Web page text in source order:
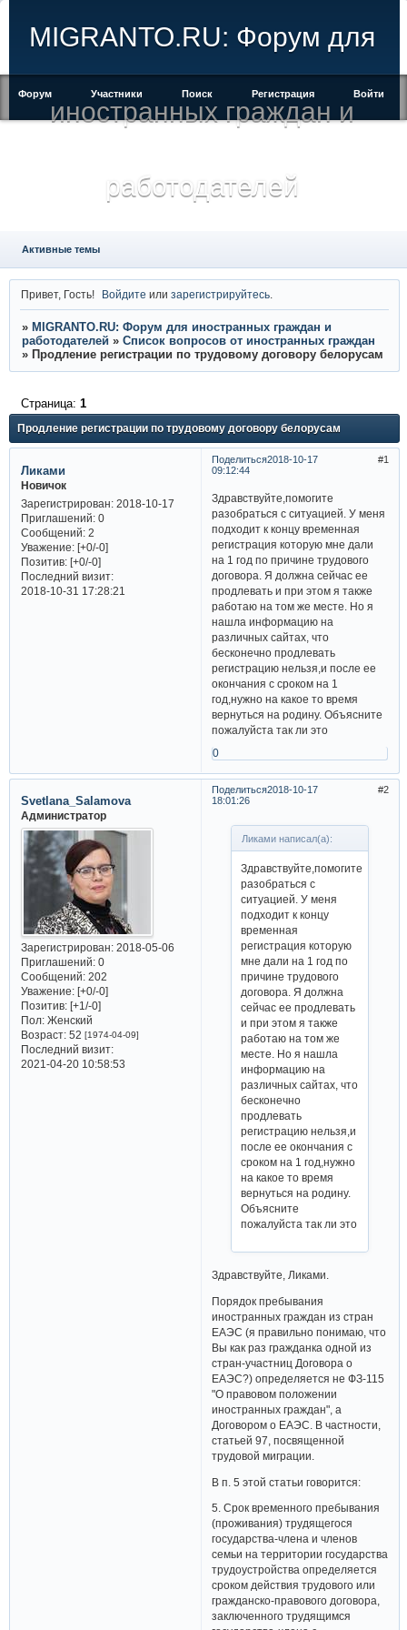
MIGRANTO.RU: Форум для
иностранных граждан и
работодателей
Форум Участники Поиск Регистрация Войти
Активные темы
Привет, Гость! Войдите илизарегистрируйтесь
» MIGRANTO.RU: Форум для иностранных граждан и
работодателей » Список вопросов от иностранных граждан
» Продление регистрации по трудовому договору белорусам
Продление регистрации по трудовому договору белорусам
Страница: 1
Поделиться 1
2018-10-17
09:12:44
Ликами
Новичок
Зарегистрирован: 2018-10-17
Приглашений:0
Сообщений:2
Уважение: [+0/-0]
Позитив: [+0/-0]
Последний визит:
2018-10-31 17:28:21
Здравствуйте,помогите
разобраться с ситуацией. У меня
подходит к концу временная
регистрация которую мне дали
на 1 год по причине трудового
договора. Я должна сейчас ее
продлевать и при этом я также
работаю на том же месте. Но я
нашла информацию на
различных сайтах, что
бесконечно продлевать
регистрацию нельзя,и после ее
окончания с сроком на 1
год,нужно на какое то время
вернуться на родину. Объясните
пожалуйста так ли это
0
Поделиться 2
2018-10-17
18:01:26
Svetlana_Salamova
Администратор
Зарегистрирован: 2018-05-06
Приглашений:0
Сообщений:202
Уважение: [+0/-0]
Позитив: [+1/-0]
Пол:Женский
Возраст:52 [1974-04-09]
Последний визит:
2021-04-20 10:58:53
Ликами написал(а):
Здравствуйте,помогите
разобраться с
ситуацией. У меня
подходит к концу
временная
регистрация которую
мне дали на 1 год по
причине трудового
договора. Я должна
сейчас ее продлевать
и при этом я также
работаю на том же
месте. Но я нашла
информацию на
различных сайтах, что
бесконечно
продлевать
регистрацию нельзя,и
после ее окончания с
сроком на 1 год,нужно
на какое то время
вернуться на родину.
Объясните
пожалуйста так ли это
Здравствуйте, Ликами.
Порядок пребывания
иностранных граждан из стран
ЕАЭС (я правильно понимаю, что
Вы как раз гражданка одной из
стран-участниц Договора о
ЕАЭС?) определяется не ФЗ-115
"О правовом положении
иностранных граждан", а
Договором о ЕАЭС. В частности,
статьей 97, посвященной
трудовой миграции.
В п. 5 этой статьи говорится:
5. Срок временного пребывания
(проживания) трудящегося
государства-члена и членов
семьи на территории государства
трудоустройства определяется
сроком действия трудового или
гражданско-правового договора,
заключенного трудящимся